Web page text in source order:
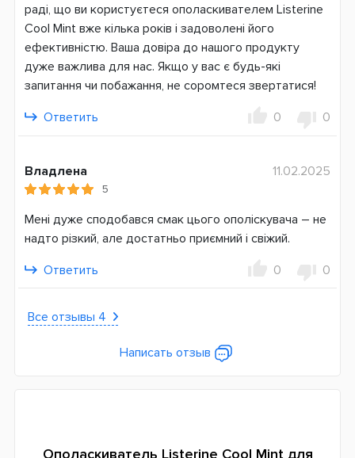
раді, що ви користуєтеся ополаскивателем Listerine
Cool Mint вже кілька років і задоволені його
ефективністю. Ваша довіра до нашого продукту
дуже важлива для нас. Якщо у вас є будь-які
запитання чи побажання, не соромтеся звертатися!
Ответить
0 0
Владлена
5
11.02.2025
Мені дуже сподобався смак цього ополіскувача – не
надто різкий, але достатньо приємний і свіжий.
Ответить
0 0
Все отзывы 4
Написать отзыв
Ополаскиватель Listerine Cool Mint для